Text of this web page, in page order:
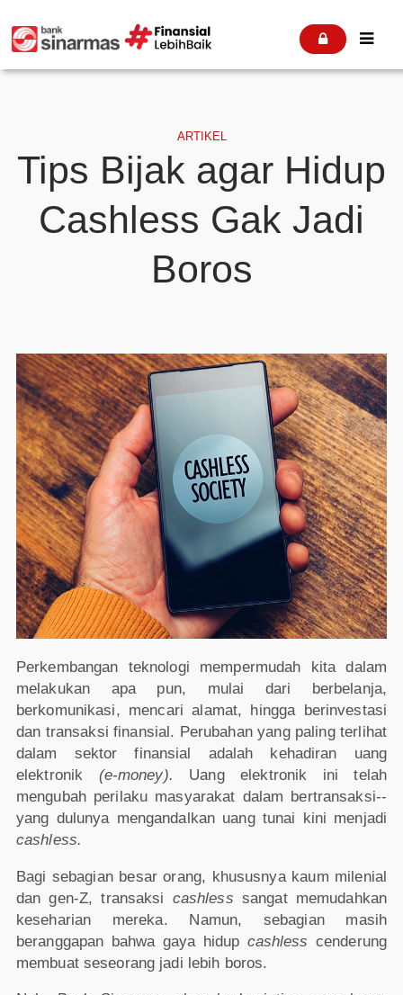
 
ARTIKEL
Tips Bijak agar Hidup
Cashless Gak Jadi
Boros
Perkembangan teknologi mempermudah kita dalam
melakukan apa pun, mulai dari berbelanja,
berkomunikasi, mencari alamat, hingga berinvestasi
dan transaksi finansial. Perubahan yang paling terlihat
dalam sektor finansial adalah kehadiran uang
elektronik (e-money). Uang elektronik ini telah
mengubah perilaku masyarakat dalam bertransaksi--
yang dulunya mengandalkan uang tunai kini menjadi
cashless.
Bagi sebagian besar orang, khususnya kaum milenial
dan gen-Z, transaksi cashless sangat memudahkan
keseharian mereka. Namun, sebagian masih
beranggapan bahwa gaya hidup cashless cenderung
membuat seseorang jadi lebih boros.